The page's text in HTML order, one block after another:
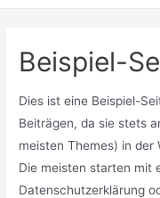
Beispiel-
Dies ist eine Beispiel-
Beiträgen, da sie stets
meisten Themes) in der
Die meisten starten mit
Datenschutzerklärung